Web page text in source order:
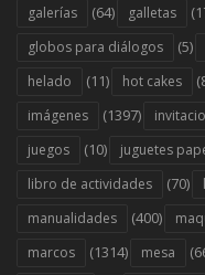
galerías (64) galletas
globos para diálogos (5)
helado (11) hot cakes
imágenes (1397)
juegos (10) juguetes
libro de actividades (70)
manualidades (400)
marcos (1314) mesa